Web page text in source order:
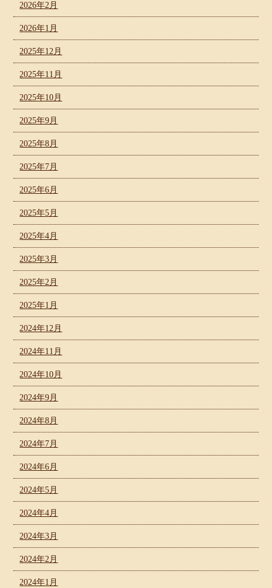
2026年2月
2026年1月
2025年12月
2025年11月
2025年10月
2025年9月
2025年8月
2025年7月
2025年6月
2025年5月
2025年4月
2025年3月
2025年2月
2025年1月
2024年12月
2024年11月
2024年10月
2024年9月
2024年8月
2024年7月
2024年6月
2024年5月
2024年4月
2024年3月
2024年2月
2024年1月